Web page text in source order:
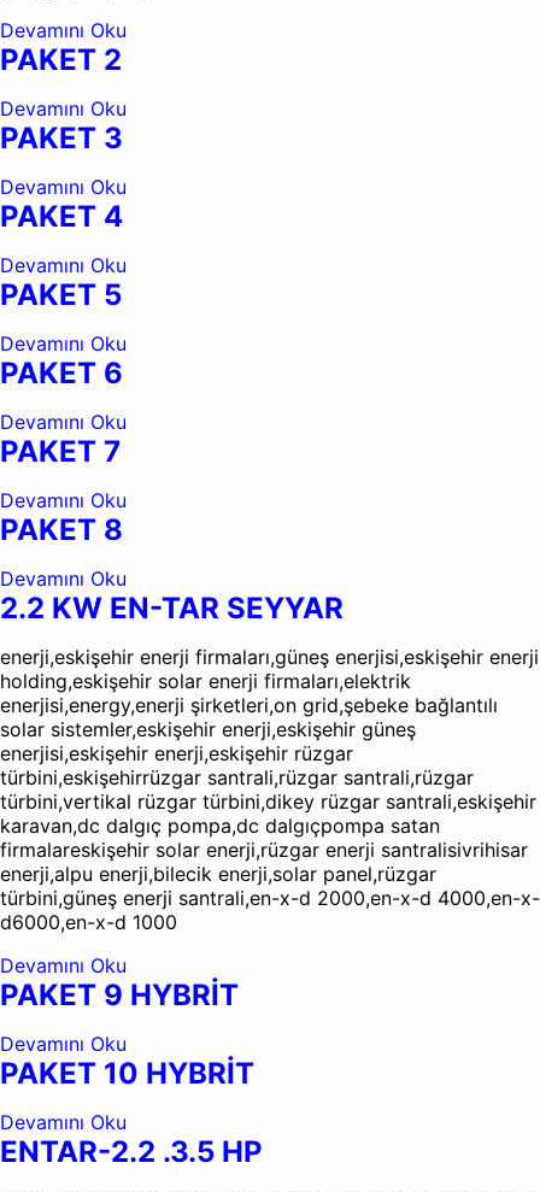
Devamını Oku
PAKET 2
Devamını Oku
PAKET 3
Devamını Oku
PAKET 4
Devamını Oku
PAKET 5
Devamını Oku
PAKET 6
Devamını Oku
PAKET 7
Devamını Oku
PAKET 8
Devamını Oku
2.2 KW EN-TAR SEYYAR
enerji,eskişehir enerji firmaları,güneş enerjisi,eskişehir enerji
holding,eskişehir solar enerji firmaları,elektrik
enerjisi,energy,enerji şirketleri,on grid,şebeke bağlantılı
solar sistemler,eskişehir enerji,eskişehir güneş
enerjisi,eskişehir enerji,eskişehir rüzgar
türbini,eskişehirrüzgar santrali,rüzgar santrali,rüzgar
türbini,vertikal rüzgar türbini,dikey rüzgar santrali,eskişehir
karavan,dc dalgıç pompa,dc dalgıçpompa satan
firmalareskişehir solar enerji,rüzgar enerji santralisivrihisar
enerji,alpu enerji,bilecik enerji,solar panel,rüzgar
türbini,güneş enerji santrali,en-x-d 2000,en-x-d 4000,en-x-
d6000,en-x-d 1000
Devamını Oku
PAKET 9 HYBRİT
Devamını Oku
PAKET 10 HYBRİT
Devamını Oku
ENTAR-2.2 .3.5 HP